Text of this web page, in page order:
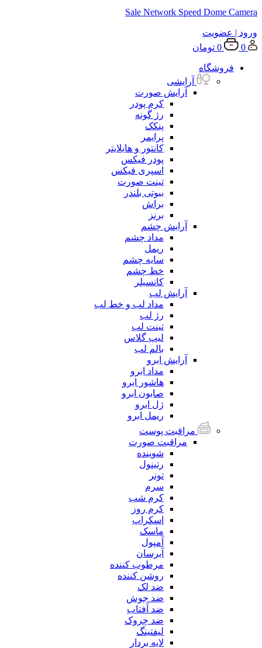
Sale Network Speed Dome Camera
ورود | عضویت
0
0 تومان
فروشگاه
آرایشی
آرایش صورت
کرم پودر
رژ گونه
پنکک
پرایمر
کانتور و هایلایتر
پودر فیکس
اسپری فیکس
تینت صورت
بیوتی بلندر
براش
برنز
آرایش چشم
مداد چشم
ریمل
سایه چشم
خط چشم
کانسیلر
آرایش لب
مداد لب و خط لب
رژ لب
تینت لب
لیپ گلاس
بالم لب
آرایش ابرو
مداد ابرو
هاشور ابرو
صابون ابرو
ژل ابرو
ریمل ابرو
مراقبت پوست
مراقبت صورت
شوینده
رتینول
تونر
سرم
کرم شب
کرم روز
اسکراپ
ماسک
آمپول
آبرسان
مرطوب کننده
روشن کننده
ضد لک
ضد جوش
ضد آفتاب
ضد چروک
لیفتینگ
لایه بردار